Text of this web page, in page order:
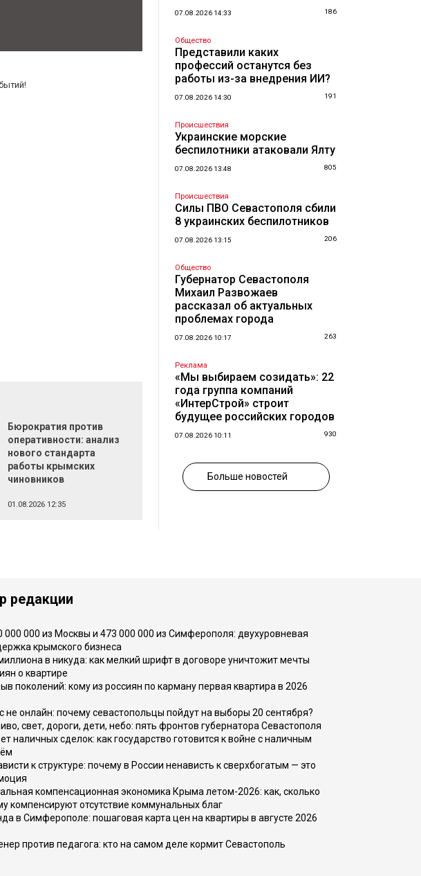
Бюрократия против
оперативности: анализ
нового стандарта
работы крымских
чиновников
01.08.2026 12:35
07.08.2026 14:33 186
Общество
Представили каких
профессий останутся без
работы из-за внедрения ИИ?
07.08.2026 14:30 191
Происшествия
Украинские морские
беспилотники атаковали Ялту
07.08.2026 13:48 805
Происшествия
Силы ПВО Севастополя сбили
8 украинских беспилотников
07.08.2026 13:15 206
Общество
Губернатор Севастополя
Михаил Развожаев
рассказал об актуальных
проблемах города
07.08.2026 10:17 263
Реклама
«Мы выбираем созидать»: 22
года группа компаний
«ИнтерСтрой» строит
будущее российских городов
07.08.2026 10:11 930
Больше новостей
редакции
000 000 из Москвы и 473 000 000 из Симферополя: двухуровневая
крымского бизнеса
в никуда: как мелкий шрифт в договоре уничтожит мечты
о квартире
поколений: кому из россиян по карману первая квартира в 2026
не онлайн: почему севастопольцы пойдут на выборы 20 сентября?
свет, дороги, дети, небо: пять фронтов губернатора Севастополя
наличных сделок: как государство готовится к войне с наличным
к структуре: почему в России ненависть к сверхбогатым — это
компенсационная экономика Крыма летом-2026: как, сколько
компенсируют отсутствие коммунальных благ
в Симферополе: пошаговая карта цен на квартиры в августе 2026
против педагога: кто на самом деле кормит Севастополь